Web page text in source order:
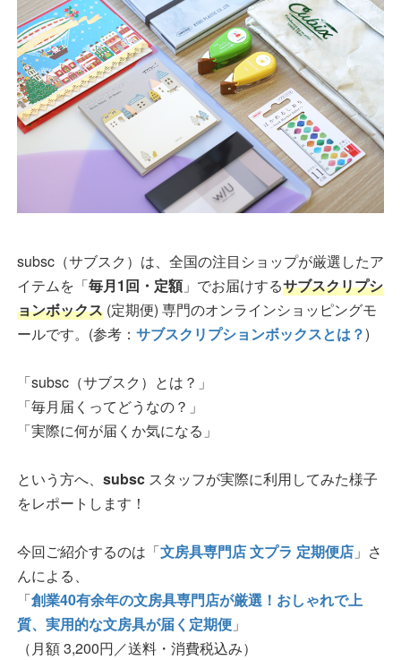
subsc（サブスク）は、全国の注目ショップが厳選したア
イテムを「毎月1回・定額」でお届けするサブスクリプシ
ョンボックス (定期便) 専門のオンラインショッピングモ
ールです。(参考： サブスクリプションボックスとは？)
「subsc（サブスク）とは？」
「毎月届くってどうなの？」
「実際に何が届くか気になる」
という方へ、 subsc スタッフが実際に利用してみた様子
をレポートします！
今回ご紹介するのは「文房具専門店 文プラ 定期便店 」さ
んによる、
「創業40有余年の文房具専門店が厳選！おしゃれで上
質、実用的な文房具が届く定期便 」
（月額 3,200円／送料・消費税込み）